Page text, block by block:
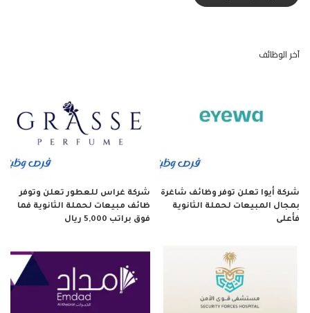
آخر الوظائف
شركة أيوا تعلن توفر وظائف شاغرة
بمجال المبيعات لحملة الثانوية
فأعلى
شركة غراس للعطور تعلن وتوفر
ظائف مبيعات لحملة الثانوية فما
فوق براتب 5,000 ريال